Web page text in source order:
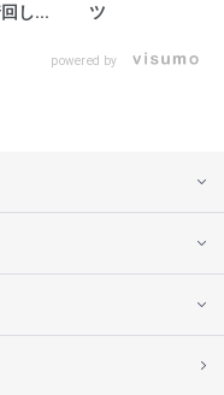
し...
ツ
powered by